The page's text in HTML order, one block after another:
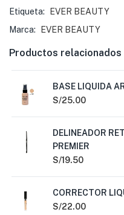
Etiqueta:
EVER BEAUTY
Marca:
EVER BEAUTY
Productos relacionados
BASE LIQUIDA
S/25.00
DELINEADOR
PREMIER
S/19.50
CORRECTOR
S/22.00